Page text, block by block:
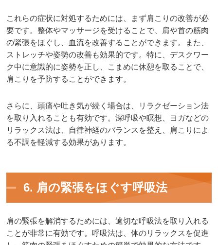
これらの症状に対処するためには、まず肩こりの改善が必
要です。整体やマッサージを受けることで、肩や首の筋肉
の緊張をほぐし、血流を改善することができます。また、
ストレッチや姿勢の改善も効果的です。特に、デスクワー
ク中に意識的に姿勢を正し、こまめに休憩を取ることで、
肩こりを予防することができます。
さらに、頭痛や吐き気が続く場合は、リラクゼーション法
を取り入れることも有効です。深呼吸や瞑想、ヨガなどの
リラックス法は、自律神経のバランスを整え、肩こりによ
る不調を軽減する効果があります。
6. 肩の緊張をほぐす呼吸法
肩の緊張を解消するためには、適切な呼吸法を取り入れる
ことが非常に有効です。呼吸法は、体のリラックスを促進